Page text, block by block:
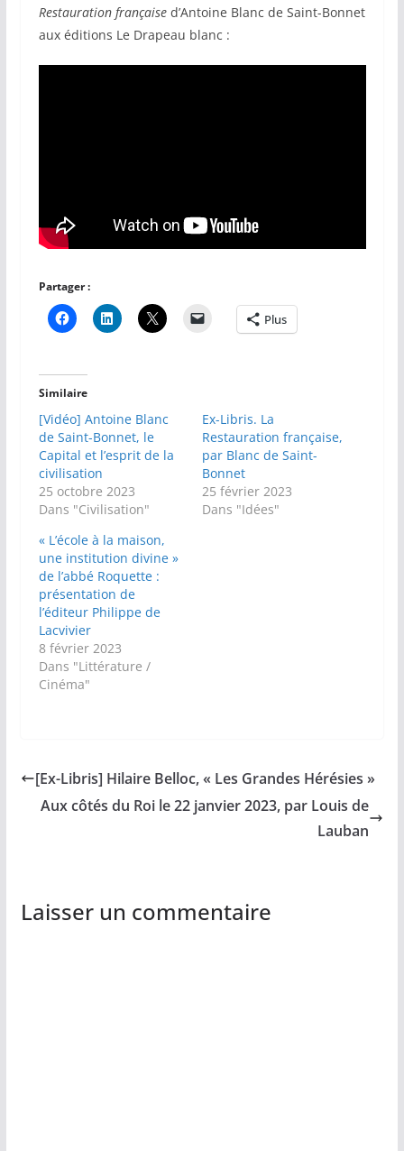
Restauration françaised’Antoine Blanc de Saint-Bonnet
aux éditions Le Drapeau blanc :
Partager :
Plus
Similaire
[Vidéo] Antoine Blanc
de Saint-Bonnet, le
Capital et l’esprit de la
civilisation
25 octobre 2023
Dans "Civilisation"
Ex-Libris. La
Restauration française,
par Blanc de Saint-
Bonnet
25 février 2023
Dans "Idées"
« L’école à la maison,
une institution divine »
de l’abbé Roquette :
présentation de
l’éditeur Philippe de
Lacvivier
8 février 2023
Dans "Littérature /
Cinéma"
[Ex-Libris] Hilaire Belloc, « Les Grandes Hérésies »
Aux côtés du Roi le 22 janvier 2023, par Louis de
Lauban
Laisser un commentaire